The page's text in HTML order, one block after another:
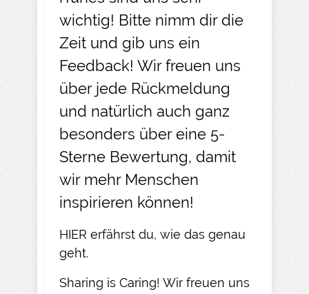
wichtig! Bitte nimm dir die
Zeit und gib uns ein
Feedback! Wir freuen uns
über jede Rückmeldung
und natürlich auch ganz
besonders über eine 5-
Sterne Bewertung, damit
wir mehr Menschen
inspirieren können!
HIER erfährst du, wie das genau
geht.​
Sharing is Caring! Wir freuen uns